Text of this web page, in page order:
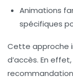
Animations
spécifiques
Cette approche
d’accès. En